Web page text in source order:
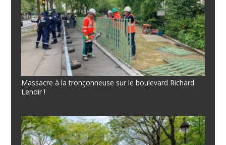
Massacre à la tronçonneuse sur le boulevard Richard
Lenoir !